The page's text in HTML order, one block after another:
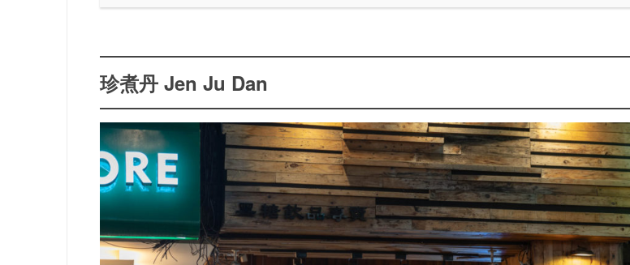
珍煮丹 Jen Ju Dan